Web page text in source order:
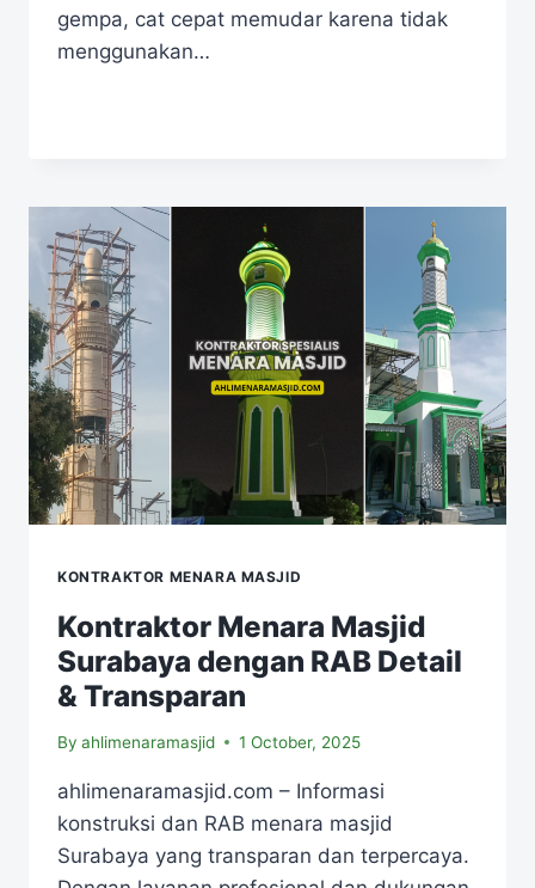
gempa, cat cepat memudar karena tidak
menggunakan…
KONTRAKTOR MENARA MASJID
Kontraktor Menara Masjid
Surabaya dengan RAB Detail
& Transparan
By ahlimenaramasjid 1 October, 2025
ahlimenaramasjid.com – Informasi
konstruksi dan RAB menara masjid
Surabaya yang transparan dan terpercaya.